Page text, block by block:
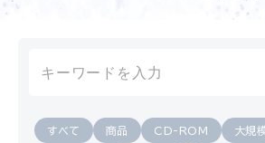
for:
すべて 商品 CD-ROM 大規